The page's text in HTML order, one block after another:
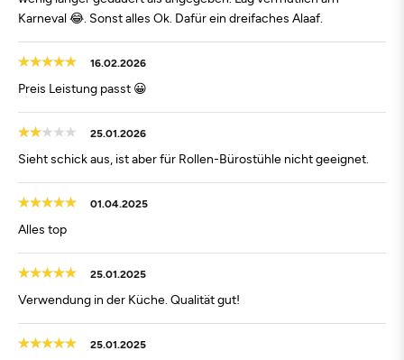
Karneval 😂. Sonst alles Ok. Dafür ein dreifaches Alaaf.
16.02.2026
Preis Leistung passt 😀
25.01.2026
Sieht schick aus, ist aber für Rollen-Bürostühle nicht geeignet.
01.04.2025
Alles top
25.01.2025
Verwendung in der Küche. Qualität gut!
25.01.2025